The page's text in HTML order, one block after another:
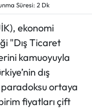
Süresi: 2 Dk
ekonomi
"Dış Ticaret
kamuoyuyla
dış
ortaya
fiyatları çift